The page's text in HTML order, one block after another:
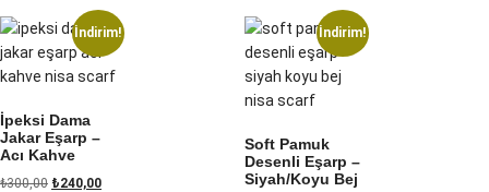
İndirim!
İpeksi Dama
Jakar Eşarp –
Acı Kahve
₺300,00 ₺240,00
İndirim!
Soft Pamuk
Desenli Eşarp –
Siyah/Koyu Bej